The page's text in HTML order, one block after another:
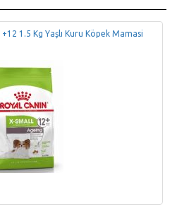
1.5 Kg Yaşlı Kuru Köpek Mamasi